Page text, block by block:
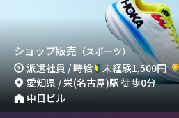
ショップ販売 （スポーツ）
派遣社員 / 時給 未経験1,500円
愛知県 / 栄(名古屋)駅 徒歩0分
中日ビル